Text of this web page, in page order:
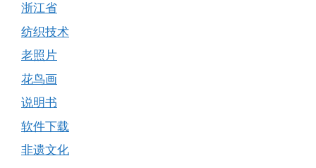
浙江省
纺织技术
老照片
花鸟画
说明书
软件下载
非遗文化